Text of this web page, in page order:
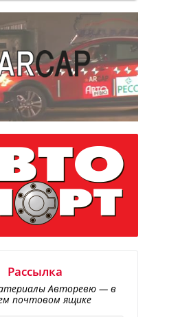
Рассылка
Авторевю — в
почтовом ящике